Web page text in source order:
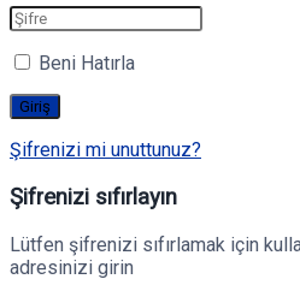
Beni Hatırla
Şifrenizi mi unuttunuz?
Şifrenizi sıfırlayın
Lütfen şifrenizi sıfırlamak için
adresinizi girin